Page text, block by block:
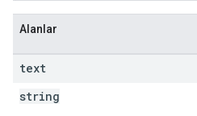
Alanlar
text
string